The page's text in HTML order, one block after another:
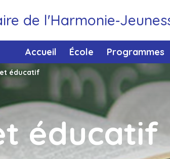
de
Accueil École Programmes
éducatif
éducatif